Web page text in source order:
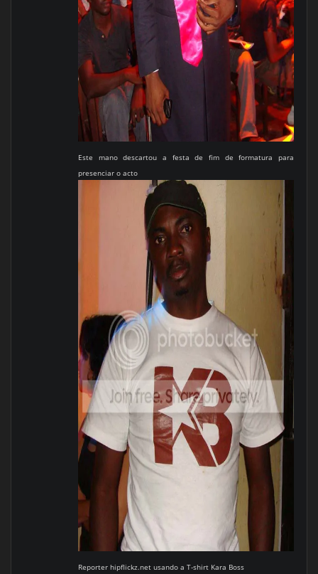
Este mano descartou a festa de fim de formatura para
presenciar o acto
Reporter hipflickz.net usando a T-shirt Kara Boss